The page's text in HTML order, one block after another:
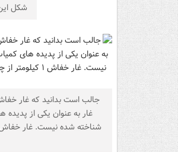
شکل
جالب است بدانید که غار
غار به عنوان یکی از پدیده